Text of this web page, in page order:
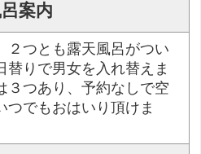
案内
２つとも露天風呂がつい
替りで男女を入れ替えま
３つあり、予約なしで空
つでもおはいり頂けま